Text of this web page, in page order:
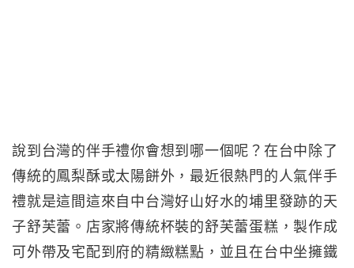
說到台灣的伴手禮你會想到哪一個呢？在台中除了
傳統的鳳梨酥或太陽餅外，最近很熱門的人氣伴手
禮就是這間這來自中台灣好山好水的埔里發跡的天
子舒芙蕾。店家將傳統杯裝的舒芙蕾蛋糕，製作成
可外帶及宅配到府的精緻糕點，並且在台中坐擁鐵